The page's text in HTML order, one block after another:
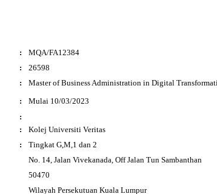
:
MQA/FA12384
:
26598
:
Master of Business Administration in Digital
:
Mulai 10/03/2023
:
:
Kolej Universiti Veritas
:
Tingkat G,M,1 dan 2
No. 14, Jalan Vivekanada, Off Jalan Tun Sambanthan
50470
Wilayah Persekutuan Kuala Lumpur